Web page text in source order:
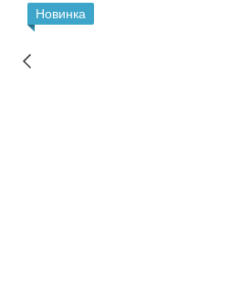
Новинка